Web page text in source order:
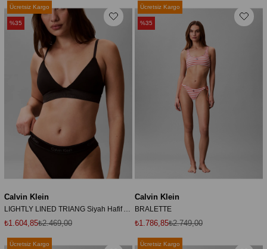
Calvin Klein
LIGHTLY LINED TRIANG Siyah Hafif Astarlı Üçgen Bralet
₺1.604,85₺2.469,00
Ücretsiz Kargo
%35
Calvin Klein
BRALETTE
₺1.786,85₺2.749,00
Ücretsiz Kargo
%35
Ücretsiz Kargo Ücretsiz Kargo